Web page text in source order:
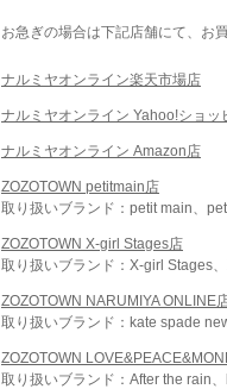
お急ぎの場合は下記店舗にて、お
ナルミヤオンライン楽天市場店
ナルミヤオンライン Yahoo!ショッ
ナルミヤオンライン Amazon店
ZOZOTOWN petitmain店
取り扱いブランド：petit main、
ZOZOTOWN X-girl Stages店
取り扱いブランド：X-girl Stages
ZOZOTOWN NARUMIYA ONLINE
取り扱いブランド：kate spade
ZOZOTOWN
取り扱いブランド：After the rain